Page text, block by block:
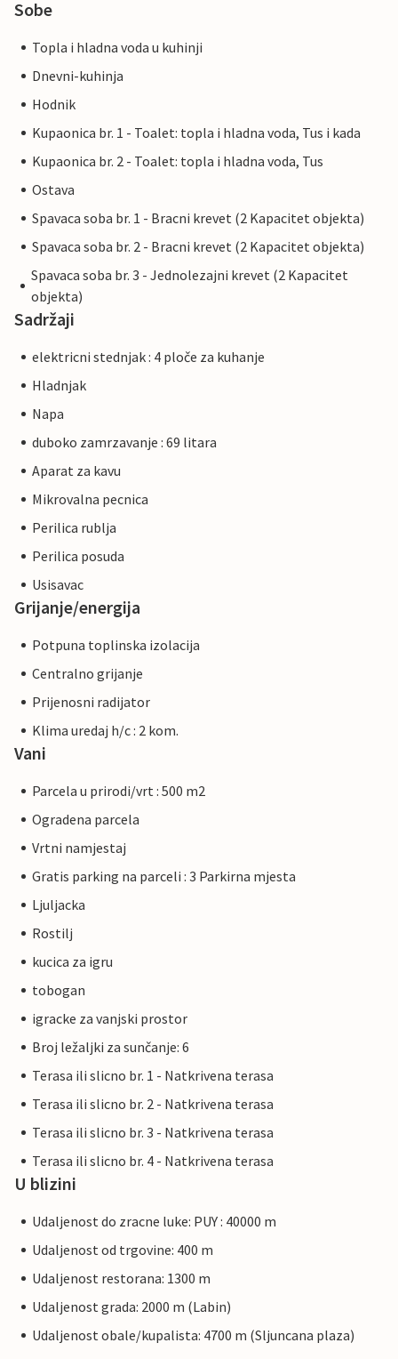
Sobe
Topla i hladna voda u kuhinji
Dnevni-kuhinja
Hodnik
Kupaonica br. 1 - Toalet: topla i hladna voda, Tus i kada
Kupaonica br. 2 - Toalet: topla i hladna voda, Tus
Ostava
Spavaca soba br. 1 - Bracni krevet (2 Kapacitet objekta)
Spavaca soba br. 2 - Bracni krevet (2 Kapacitet objekta)
Spavaca soba br. 3 - Jednolezajni krevet (2 Kapacitet
objekta)
Sadržaji
elektricni stednjak : 4 ploče za kuhanje
Hladnjak
Napa
duboko zamrzavanje : 69 litara
Aparat za kavu
Mikrovalna pecnica
Perilica rublja
Perilica posuda
Usisavac
Grijanje/energija
Potpuna toplinska izolacija
Centralno grijanje
Prijenosni radijator
Klima uredaj h/c : 2 kom.
Vani
Parcela u prirodi/vrt : 500 m2
Ogradena parcela
Vrtni namjestaj
Gratis parking na parceli : 3 Parkirna mjesta
Ljuljacka
Rostilj
kucica za igru
tobogan
igracke za vanjski prostor
Broj ležaljki za sunčanje: 6
Terasa ili slicno br. 1 - Natkrivena terasa
Terasa ili slicno br. 2 - Natkrivena terasa
Terasa ili slicno br. 3 - Natkrivena terasa
Terasa ili slicno br. 4 - Natkrivena terasa
U blizini
Udaljenost do zracne luke: PUY : 40000 m
Udaljenost od trgovine: 400 m
Udaljenost restorana: 1300 m
Udaljenost grada: 2000 m (Labin)
Udaljenost obale/kupalista: 4700 m (Sljuncana plaza)